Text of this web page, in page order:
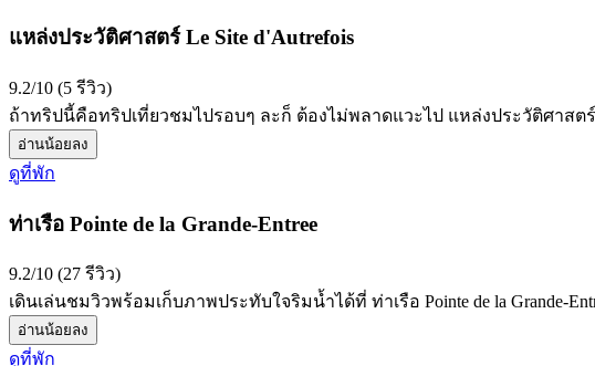
แหล่งประวัติศาสตร์ Le Site d'Autrefois
9.2/10 (5 รีวิว)
ถ้าทริปนี้คือทริปเที่ยวชมไปรอบๆ ละก็ ต้องไม่พลาดแวะไป แหล่งประวัติศาสต
อ่านน้อยลง
ดูที่พัก
ท่าเรือ Pointe de la Grande-Entree
9.2/10 (27 รีวิว)
เดินเล่นชมวิวพร้อมเก็บภาพประทับใจริมน้ำได้ที่ ท่าเรือ Pointe de la Grande-
อ่านน้อยลง
ดูที่พัก